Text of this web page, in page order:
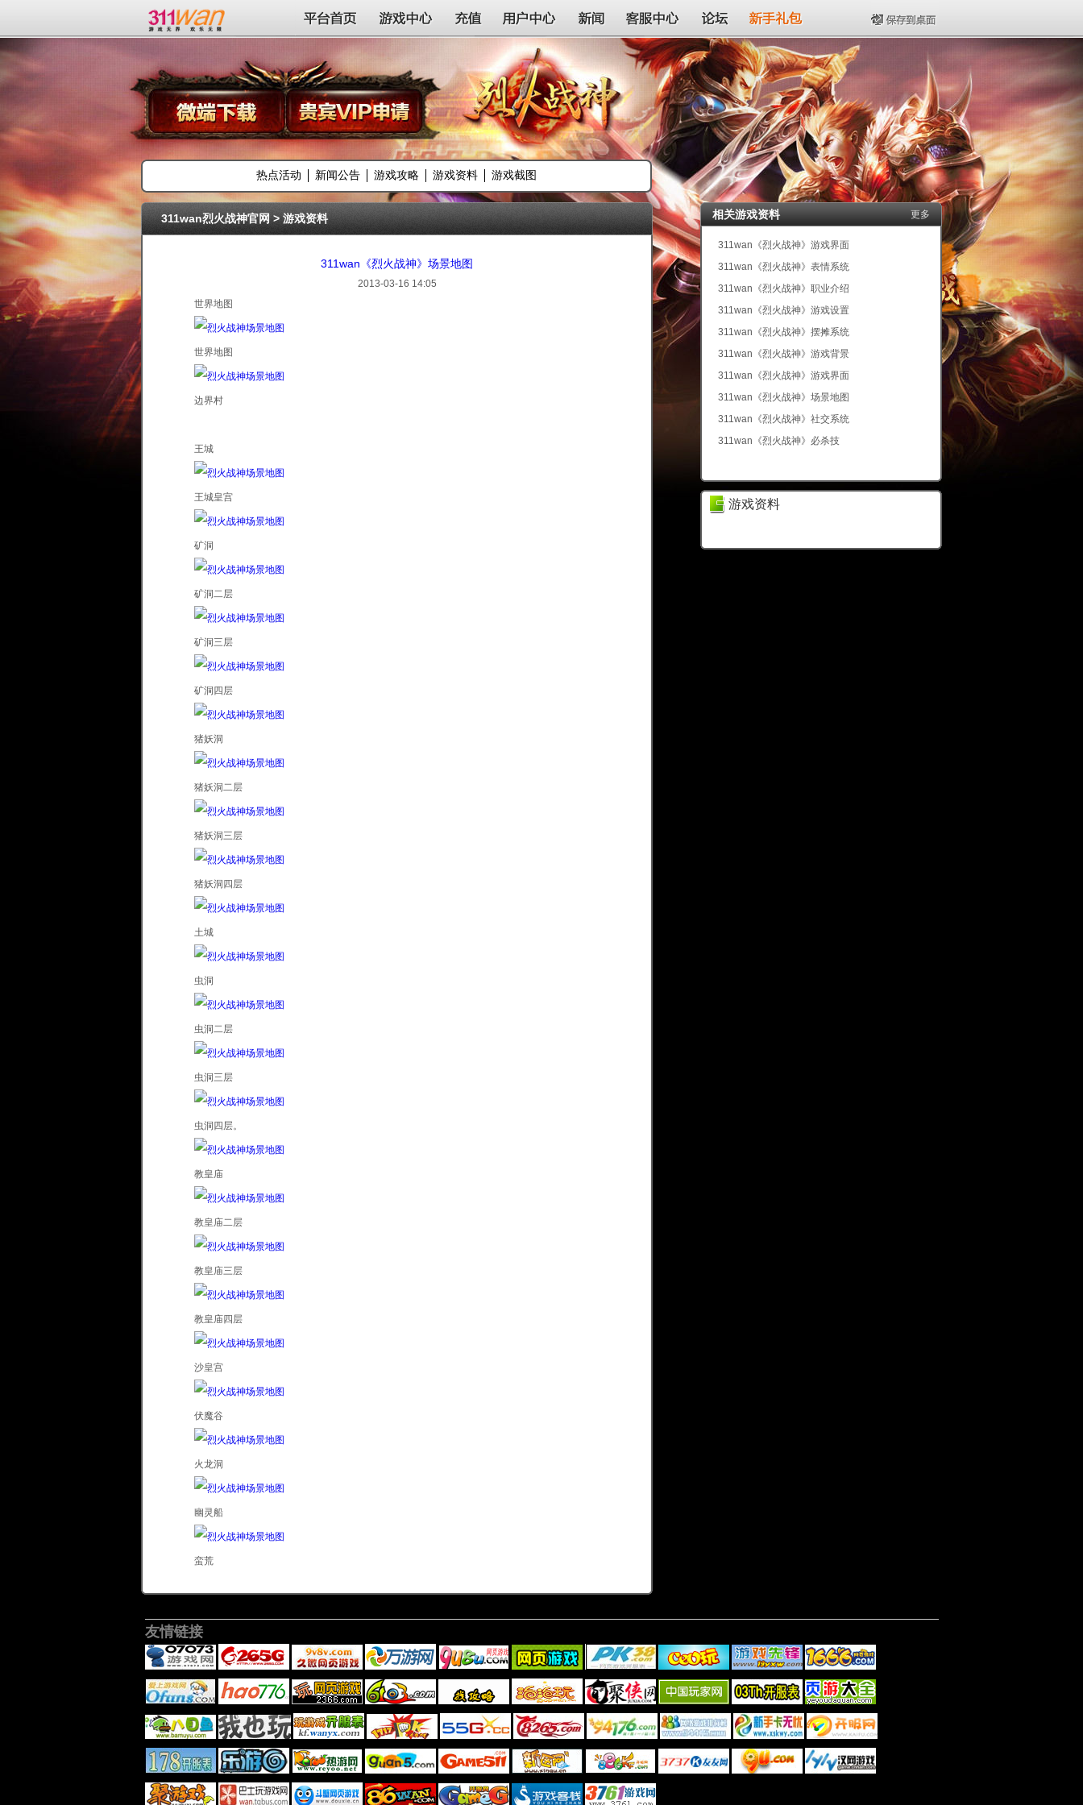
311wan平台 平台首页 游戏中心 充值 用户中心 新闻 客服中心 论坛 新手礼包 保存到桌面
热点活动 新闻公告 游戏攻略 游戏资料 游戏截图
311wan烈火战神官网>游戏资料
311wan《烈火战神》场景地图
2013-03-16 14:05
世界地图
世界地图
边界村
王城
王城皇宫
矿洞
矿洞二层
矿洞三层
矿洞四层
猪妖洞
猪妖洞二层
猪妖洞三层
猪妖洞四层
土城
虫洞
虫洞二层
虫洞三层
虫洞四层。
教皇庙
教皇庙二层
教皇庙三层
教皇庙四层
沙皇宫
伏魔谷
火龙洞
幽灵船
蛮荒
相关游戏资料 更多
311wan《烈火战神》游戏界面
311wan《烈火战神》表情系统
311wan《烈火战神》职业介绍
311wan《烈火战神》游戏设置
311wan《烈火战神》摆摊系统
311wan《烈火战神》游戏背景
311wan《烈火战神》游戏界面
311wan《烈火战神》场景地图
311wan《烈火战神》社交系统
311wan《烈火战神》必杀技
游戏资料
友情链接